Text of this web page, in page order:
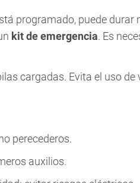
programado, puede durar
kit de emergencia. Es
cargadas. Evita el uso de
perecederos.
auxilios.